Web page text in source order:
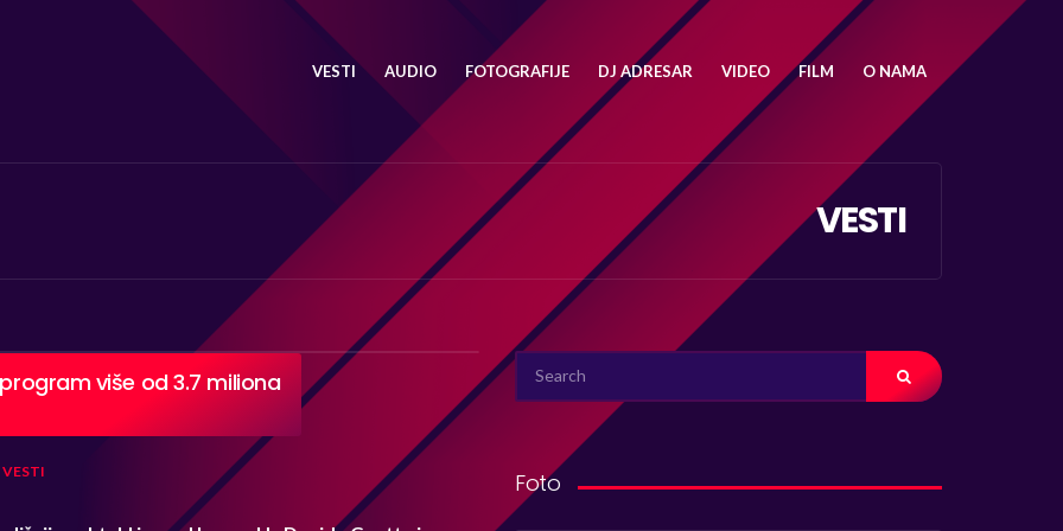
VESTI AUDIO FOTOGRAFIJE DJ ADRESAR VIDEO FILM O NAMA
VESTI
više od 3.7 miliona
VESTI
SEARCH
FOR:
Foto